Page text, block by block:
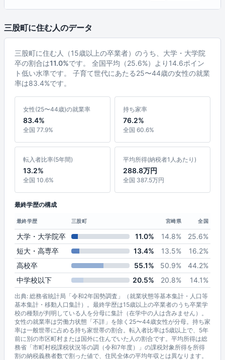
三股町に住む人のデータ
三股町に住む人（15歳以上の卒業者）のうち、大学・大学院
卒の割合は11.0%です。 全国平均（25.6%）より14.6ポイン
ト低い水準です。 子育て世代にあたる25〜44歳の女性の就業
率は83.4%です。
女性(25〜44歳)の就業率
83.4%
全国 77.9%
持ち家率
76.2%
全国 60.6%
転入者比率(5年間)
13.2%
全国 10.6%
平均所得(納税者1人あたり)
288.8万円
全国 387.5万円
最終学歴の構成
最終学歴 三股町 宮崎県 全国
大学・大学院卒 11.0% 14.8%
25.6%
短大・高専卒
13.4% 13.5%
16.2%
高校卒
55.1% 50.9%
44.2%
中学校以下
20.5% 20.8% 14.1%
出典: 総務省統計局「令和2年国勢調査」（就業状態等基本集計・人口等
基本集計・移動人口集計）。最終学歴は15歳以上の卒業者のうち卒業学
校の種類が判明している人を分母に集計（在学中の人は含みません）。
女性の就業率は労働力状態「不詳」を除く25〜44歳女性が分母。持ち家
率は一般世帯に占める持ち家世帯の割合。転入者比率は5歳以上で、5年
前に別の市区町村または国外に住んでいた人の割合です。平均所得は総
務省「市町村税課税状況等の調（令和7年度）」の課税対象所得を所得
割の納税義務者数で割った値で、住民全体の平均年収とは異なります。